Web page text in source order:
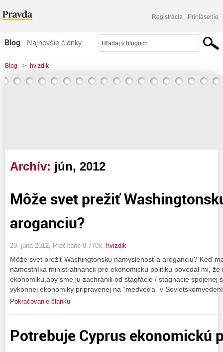
Registrácia Prihlásenie
Blog
Najnovšie články
Najčítanejšie články
Najkomentovanejšie články
Blog > hvizdik
Archív: jún, 2012
Môže svet prežiť
aroganciu?
29. júna 2012, Prečítané 8 770x, hvizdik
Môže svet prežiť Washingtonsku namyslenosť a aroganciu? Keď
námestníka ministrafinancií pre ekonomickú politiku povedal mi, že
ekonomiku,aby sme ju zachránili od stagfácie / stagnácie spojenej
výkonnej ekonomiky pripravenej na “medveďa” v
Pokračovanie článku
Potrebuje Cyprus ekonomickú